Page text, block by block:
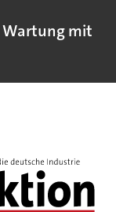
Wartung mit